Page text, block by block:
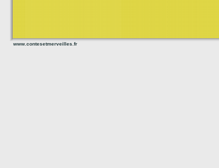
www.contesetmerveilles.fr